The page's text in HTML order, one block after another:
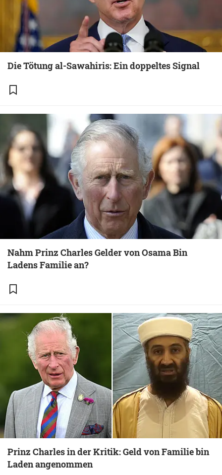
Die Tötung al-Sawahiris: Ein doppeltes Signal
Nahm Prinz Charles Gelder von Osama Bin
Ladens Familie an?
Prinz Charles in der Kritik: Geld von Familie bin
Laden angenommen